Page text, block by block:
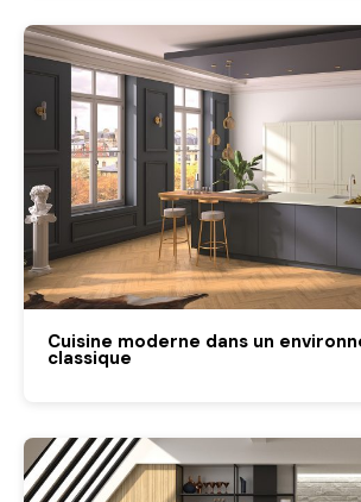
Cuisine moderne dans un
classique